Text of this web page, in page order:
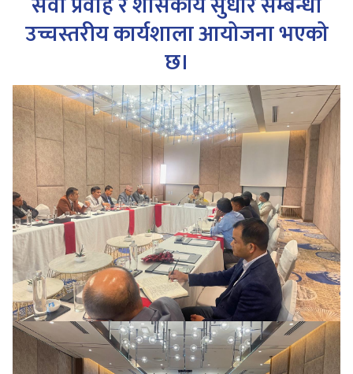
उच्चस्तरीय कार्यशाला आयोजना भएको
छ।